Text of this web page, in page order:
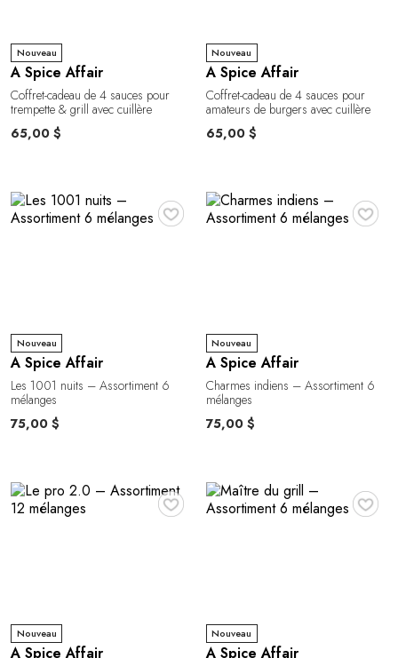
Nouveau
A Spice Affair
Coffret-cadeau de 4 sauces pour
trempette & grill avec cuillère
65,00 $
Nouveau
A Spice Affair
Coffret-cadeau de 4 sauces pour
amateurs de burgers avec cuillère
65,00 $
♥
Nouveau
A Spice Affair
Les 1001 nuits – Assortiment 6
mélanges
75,00 $
♥
Nouveau
A Spice Affair
Charmes indiens – Assortiment 6
mélanges
75,00 $
♥
Nouveau
A Spice Affair
♥
Nouveau
A Spice Affair